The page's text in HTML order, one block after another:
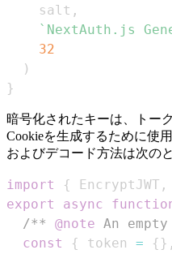
    salt
,
` NextAuth.js
32
)
}
暗号化されたキーは、トー
Cookieを生成するために使
およびデコード方法は次の
import { EncryptJWT ,
export
async
/** @note An
const
{ token = { } ,